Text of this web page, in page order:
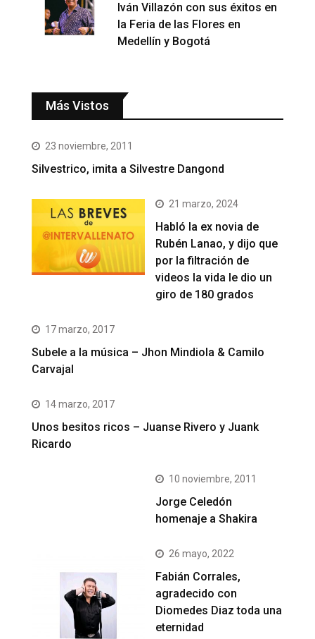
Iván Villazón con sus éxitos en
la Feria de las Flores en
Medellín y Bogotá
Más Vistos
23 noviembre, 2011
Silvestrico, imita a Silvestre Dangond
21 marzo, 2024
Habló la ex novia de
Rubén Lanao, y dijo que
por la filtración de
videos la vida le dio un
giro de 180 grados
17 marzo, 2017
Subele a la música – Jhon Mindiola & Camilo
Carvajal
14 marzo, 2017
Unos besitos ricos – Juanse Rivero y Juank
Ricardo
10 noviembre, 2011
Jorge Celedón
homenaje a Shakira
26 mayo, 2022
Fabián Corrales,
agradecido con
Diomedes Diaz toda una
eternidad